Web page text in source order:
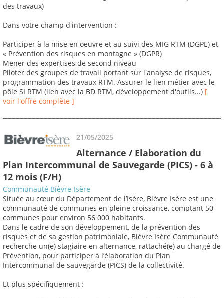
des travaux)
Dans votre champ d'intervention :
Participer à la mise en oeuvre et au suivi des MIG RTM (DGPE) et
« Prévention des risques en montagne » (DGPR)
Mener des expertises de second niveau
Piloter des groupes de travail portant sur l'analyse de risques,
programmation des travaux RTM. Assurer le lien métier avec le
pôle SI RTM (lien avec la BD RTM, développement d'outils...) [
voir l'offre complète ]
21/05/2025
Alternance / Elaboration du
Plan Intercommunal de Sauvegarde (PICS) - 6 à
12 mois (F/H)
Communauté Bièvre-Isère
Située au cœur du Département de l’Isère, Bièvre Isère est une
communauté de communes en pleine croissance, comptant 50
communes pour environ 56 000 habitants.
Dans le cadre de son développement, de la prévention des
risques et de sa gestion patrimoniale, Bièvre Isère Communauté
recherche un(e) stagiaire en alternance, rattaché(e) au chargé de
Prévention, pour participer à l’élaboration du Plan
Intercommunal de sauvegarde (PICS) de la collectivité.
Et plus spécifiquement :